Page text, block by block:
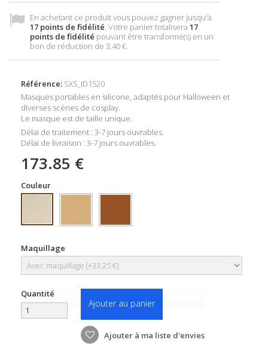
En achetant ce produit vous pouvez gagner jusqu'à
17 points de fidélité . Votre panier totalisera 17
points de fidélité pouvant être transformé(s) en un
bon de réduction de 3.40 €
Référence: SXS_ID1520
Masques portables en silicone, adaptés pour Halloween et
diverses scènes de cosplay.
Le masque est de taille unique.
Délai de traitement : 3-7 jours ouvrables.
Délai de livraison : 3-7 jours ouvrables.
173.85 €
Couleur
Maquillage
Quantité
Ajouter au panier
Ajouter à ma liste d'envies